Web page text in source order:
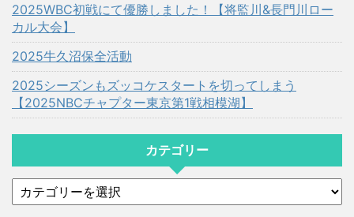
2025WBC初戦にて優勝しました！【将監川&長門川ロー
カル大会】
2025牛久沼保全活動
2025シーズンもズッコケスタートを切ってしまう
【2025NBCチャプター東京第1戦相模湖】
カテゴリー